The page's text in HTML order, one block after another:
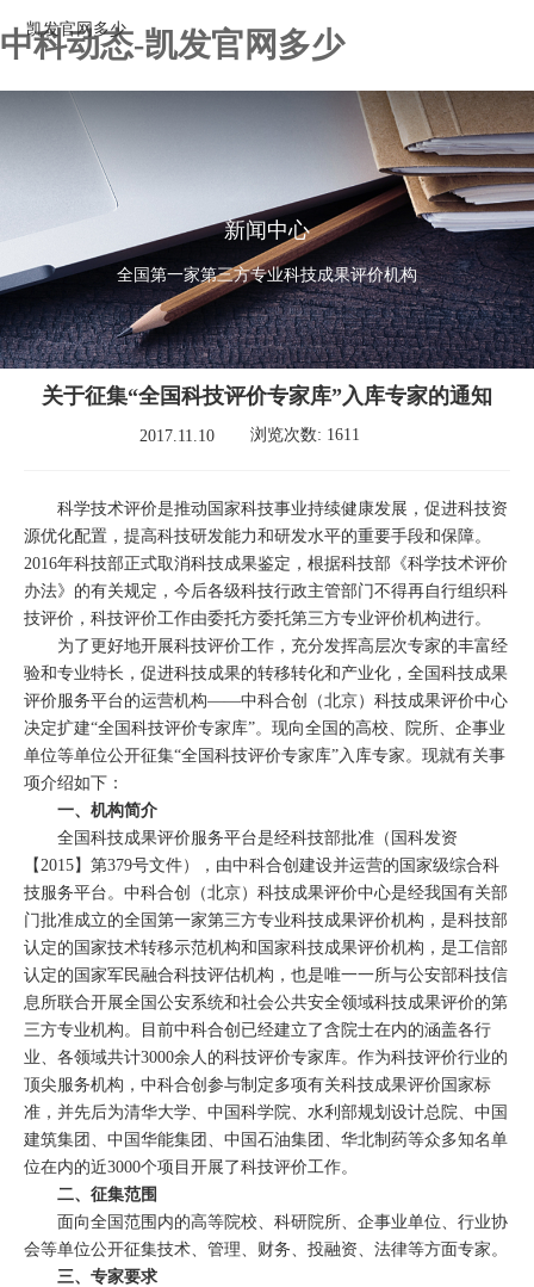
中科动态-凯发官网多少
凯发官网多少
新闻中心
全国第一家第三方专业科技成果评价机构
关于征集“全国科技评价专家库”入库专家的通知
2017.11.10 浏览次数: 1611
科学技术评价是推动国家科技事业持续健康发展，促进科技资
源优化配置，提高科技研发能力和研发水平的重要手段和保障。
2016年科技部正式取消科技成果鉴定，根据科技部《科学技术评价
办法》的有关规定，今后各级科技行政主管部门不得再自行组织科
技评价，科技评价工作由委托方委托第三方专业评价机构进行。
为了更好地开展科技评价工作，充分发挥高层次专家的丰富经
验和专业特长，促进科技成果的转移转化和产业化，全国科技成果
评价服务平台的运营机构——中科合创（北京）科技成果评价中心
决定扩建“全国科技评价专家库”。现向全国的高校、院所、企事业
单位等单位公开征集“全国科技评价专家库”入库专家。现就有关事
项介绍如下：
一、机构简介
全国科技成果评价服务平台是经科技部批准（国科发资
【2015】第379号文件），由中科合创建设并运营的国家级综合科
技服务平台。中科合创（北京）科技成果评价中心是经我国有关部
门批准成立的全国第一家第三方专业科技成果评价机构，是科技部
认定的国家技术转移示范机构和国家科技成果评价机构，是工信部
认定的国家军民融合科技评估机构，也是唯一一所与公安部科技信
息所联合开展全国公安系统和社会公共安全领域科技成果评价的第
三方专业机构。目前中科合创已经建立了含院士在内的涵盖各行
业、各领域共计3000余人的科技评价专家库。作为科技评价行业的
顶尖服务机构，中科合创参与制定多项有关科技成果评价国家标
准，并先后为清华大学、中国科学院、水利部规划设计总院、中国
建筑集团、中国华能集团、中国石油集团、华北制药等众多知名单
位在内的近3000个项目开展了科技评价工作。
二、征集范围
面向全国范围内的高等院校、科研院所、企事业单位、行业协
会等单位公开征集技术、管理、财务、投融资、法律等方面专家。
三、专家要求